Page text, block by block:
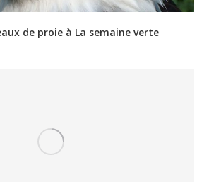
de proie à La semaine verte